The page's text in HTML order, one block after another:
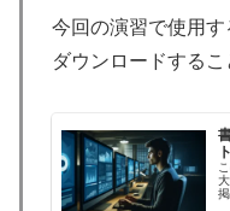
今回の演習で使用
ダウンロードするこ